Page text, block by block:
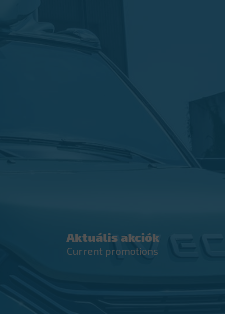
Aktuális akciók
Current promotions